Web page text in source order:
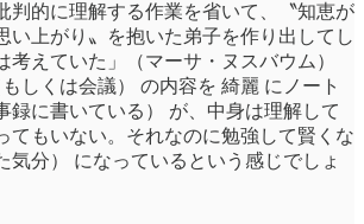
判的に理解する作業を省いて、〝知恵が
い上がり〟を抱いた弟子を作り出してし
考えていた」（マーサ・ヌスバウム）
しくは会議） の内容を 綺麗 にノート
録に書いている） が、中身は理解して
てもいない。それなのに勉強して賢くな
気分） になっているという感じでしょ